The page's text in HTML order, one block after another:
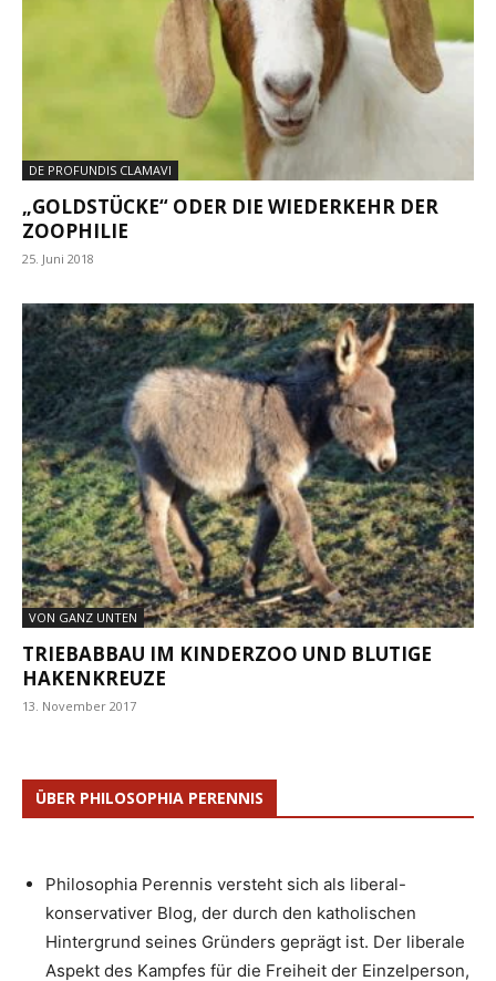
DE PROFUNDIS CLAMAVI
„GOLDSTÜCKE“ ODER DIE WIEDERKEHR DER
ZOOPHILIE
25. Juni 2018
VON GANZ UNTEN
TRIEBABBAU IM KINDERZOO UND BLUTIGE
HAKENKREUZE
13. November 2017
ÜBER PHILOSOPHIA PERENNIS
Philosophia Perennis versteht sich als liberal-
konservativer Blog, der durch den katholischen
Hintergrund seines Gründers geprägt ist. Der liberale
Aspekt des Kampfes für die Freiheit der Einzelperson,